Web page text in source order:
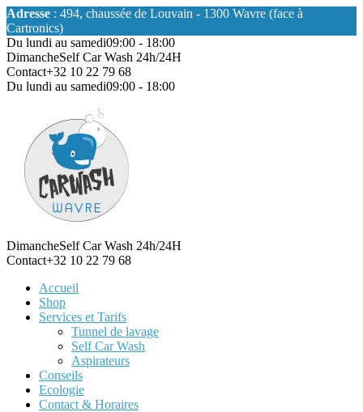
Adresse : 494, chaussée de Louvain - 1300 Wavre (face à
Cartronics)
Du lundi au samedi09:00 - 18:00
DimancheSelf Car Wash 24h/24H
Contact+32 10 22 79 68
Du lundi au samedi09:00 - 18:00
DimancheSelf Car Wash 24h/24H
Contact+32 10 22 79 68
Accueil
Shop
Services et Tarifs
Tunnel de lavage
Self Car Wash
Aspirateurs
Conseils
Ecologie
Contact & Horaires